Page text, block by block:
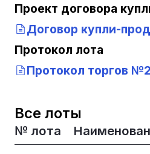
Проект договора
Договор купли-
Протокол лота
Протокол торгов
Все лоты
№ лота